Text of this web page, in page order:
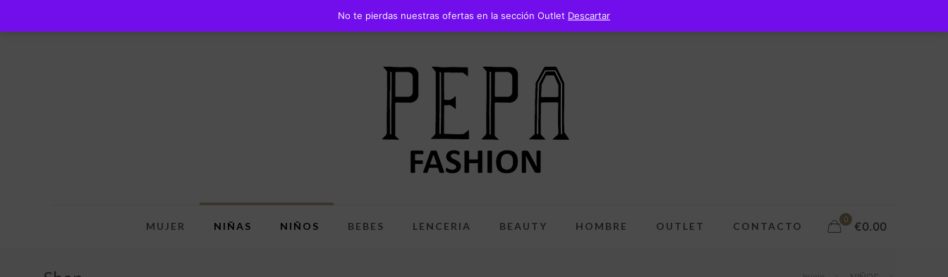
MUJER NIÑAS NIÑOS BEBES LENCERIA BEAUTY HOMBRE OUTLET CONTACTO
0 €0.00
No te pierdas nuestras ofertas en la sección Outlet Descartar